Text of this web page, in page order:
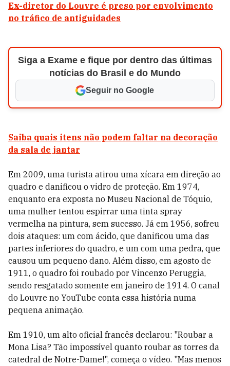
Ex-diretor do Louvre é preso por envolvimento
no tráfico de antiguidades
Siga a Exame e fique por dentro das últimas
notícias do Brasil e do Mundo
Seguir no Google
Saiba quais itens não podem faltar na decoração
da sala de jantar
Em 2009, uma turista atirou uma xícara em direção ao
quadro e danificou o vidro de proteção. Em 1974,
enquanto era exposta no Museu Nacional de Tóquio,
uma mulher tentou espirrar uma tinta spray
vermelha na pintura, sem sucesso. Já em 1956, sofreu
dois ataques: um com ácido, que danificou uma das
partes inferiores do quadro, e um com uma pedra, que
causou um pequeno dano. Além disso, em agosto de
1911, o quadro foi roubado por Vincenzo Peruggia,
sendo resgatado somente em janeiro de 1914. O canal
do Louvre no YouTube conta essa história numa
pequena animação.
Em 1910, um alto oficial francês declarou: "Roubar a
Mona Lisa? Tão impossível quanto roubar as torres da
catedral de Notre-Dame!", começa o vídeo. "Mas menos